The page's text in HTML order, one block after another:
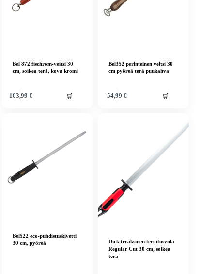
Bel 872 fischrom-veitsi 30
cm, soikea terä, kova kromi
103,99€ 🛒
Bel352 perinteinen veitsi 30
cm pyöreä terä puukahva
54,99 € 🛒
Bel522 eco-puhdistuskivetti
30 cm, pyöreä
Dick teräksinen teroitusviila
Regular Cut 30 cm, soikea
terä